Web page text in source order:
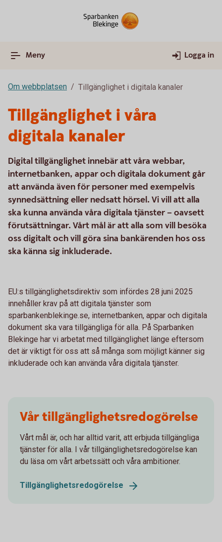
Meny Logga in
Om webbplatsen Tillgänglighet i digitala kanaler
Tillgänglighet i våra
digitala kanaler
Digital tillgänglighet innebär att våra webbar,
internetbanken, appar och digitala dokument går
att använda även för personer med exempelvis
synnedsättning eller nedsatt hörsel. Vi vill att alla
ska kunna använda våra digitala tjänster – oavsett
förutsättningar. Vårt mål är att alla som vill besöka
oss digitalt och vill göra sina bankärenden hos oss
ska känna sig inkluderade.
EU:s tillgänglighetsdirektiv som infördes 28 juni 2025
innehåller krav på att digitala tjänster som
sparbankenblekinge.se, internetbanken, appar och digitala
dokument ska vara tillgängliga för alla. På Sparbanken
Blekinge har vi arbetat med tillgänglighet länge eftersom
det är viktigt för oss att så många som möjligt känner sig
inkluderade och kan använda våra digitala tjänster.
Vår tillgänglighetsredogörelse
Vårt mål är, och har alltid varit, att erbjuda tillgängliga
tjänster för alla. I vår tillgänglighetsredogörelse kan
du läsa om vårt arbetssätt och våra ambitioner.
Tillgänglighetsredogörelse